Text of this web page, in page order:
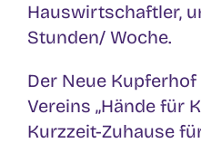
Hauswirtschaftler,
Stunden/ Woche.
Der Neue
Vereins „Hände für
Kurzzeit-Zuhause